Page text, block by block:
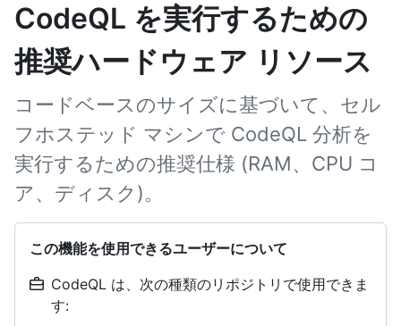
CodeQL を実行するための
推奨ハードウェア リソース
コードベースのサイズに基づいて、セル
フホステッド マシンで CodeQL 分析を
実行するための推奨仕様 (RAM、CPU コ
ア、ディスク)。
この機能を使用できるユーザーについて
CodeQL は、次の種類のリポジトリで使用できま
す: